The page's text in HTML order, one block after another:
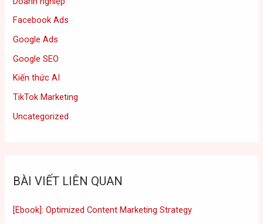
Facebook Ads
Google Ads
Google SEO
Kiến thức AI
TikTok Marketing
Uncategorized
BÀI VIẾT LIÊN QUAN
[Ebook]: Optimized Content Marketing Strategy